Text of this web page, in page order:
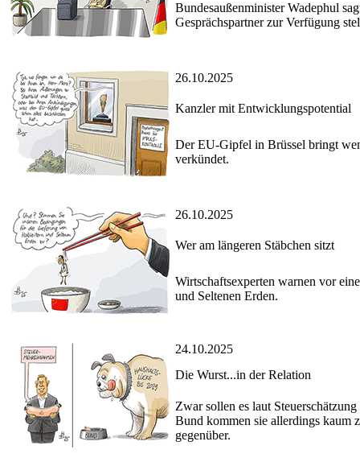
Bundesaußenminister Wadephul
Gesprächspartner zur Verfügung
26.10.2025
Kanzler mit Entwicklungspotential
Der EU-Gipfel in Brüssel bringt
verkündet.
26.10.2025
Wer am längeren Stäbchen sitzt
Wirtschaftsexperten warnen vor
und Seltenen Erden.
24.10.2025
Die Wurst...in der Relation
Zwar sollen es laut
Bund kommen sie allerdings kaum
gegenüber.